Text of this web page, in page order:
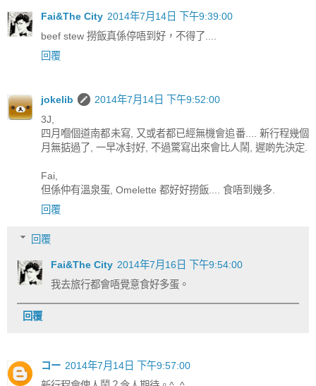
Fai&The City 2014年7月14日 下午9:39:00
beef stew 撈飯真係停唔到好，不得了....
回覆
jokelib
2014年7月14日 下午9:52:00
3J,
四月嗰個道南都未寫, 又或者都已經無機會追番.... 新行程幾個
月無掂過了, 一早冰封好, 不過驚寫出來會比人鬧, 遲啲先決定.
Fai,
但係仲有溫泉蛋, Omelette 都好好撈飯.... 食唔到幾多.
回覆
回覆
Fai&The City 2014年7月16日 下午9:54:00
我去旅行都會唔覺意食好多蛋。
回覆
コー 2014年7月14日 下午9:57:00